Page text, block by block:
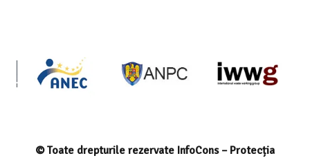
© Toate drepturile rezervate InfoCons – Protecția